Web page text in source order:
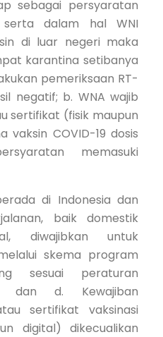
sebagai persyaratan
serta dalam hal WNI
di luar negeri maka
karantina setibanya
pemeriksaan RT­-
negatif; b. WNA wajib
sertifikat (fisik maupun
COVID-19 dosis
memasuki
di Indonesia dan
baik domestik
diwajibkan untuk
skema program
sesuai peraturan
dan d. Kewajiban
sertifikat vaksinasi
digital) dikecualikan